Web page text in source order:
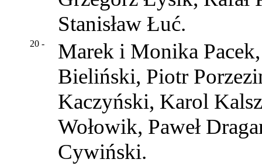
Stanisław Łuć.
20 -
Marek i Monika
Bieliński, Piotr
Kaczyński, Karol
Wołowik, Paweł
Cywiński.